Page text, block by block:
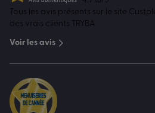
Tous les avis présents sur le site
des vrais clients TRYBA
Voir les avis